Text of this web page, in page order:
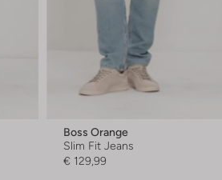
Boss Orange
Slim Fit Jeans
€ 129,99